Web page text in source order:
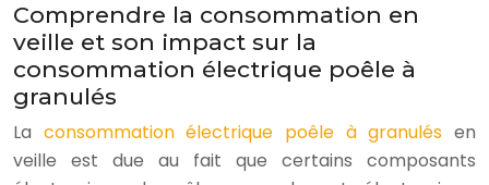
Comprendre la consommation en
veille et son impact sur la
consommation électrique poêle à
granulés
La consommation électrique poêle à granulésen
veille est due au fait que certains composants